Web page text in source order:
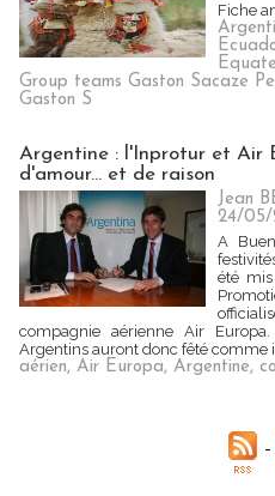
Fiche
Group teams Gaston Sacaze
Gaston S
Argentine : l'Inprotur et Air
d'amour... et de raison
Jean
24/05/
A
été
compagnie aérienne Air
Argentins auront donc fêté comme
aérien, Air Europa, Argentine,